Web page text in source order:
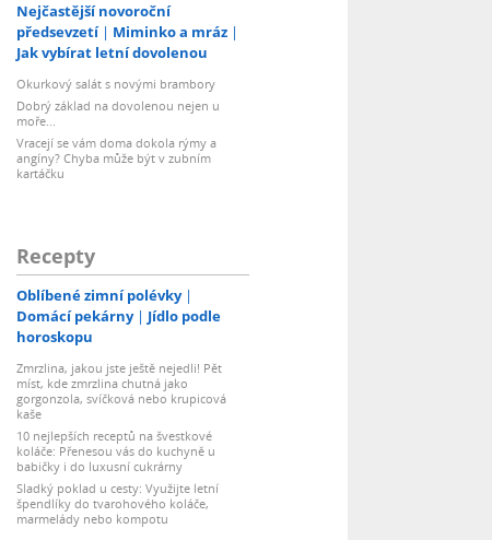
Nejčastější novoroční
předsevzetí
Miminko a mráz
Jak vybírat letní dovolenou
Okurkový salát s novými brambory
Dobrý základ na dovolenou nejen u
moře...
Vracejí se vám doma dokola rýmy a
angíny? Chyba může být v zubním
kartáčku
Recepty
Oblíbené zimní polévky
Domácí pekárny
Jídlo podle
horoskopu
Zmrzlina, jakou jste ještě nejedli! Pět
míst, kde zmrzlina chutná jako
gorgonzola, svíčková nebo krupicová
kaše
10 nejlepších receptů na švestkové
koláče: Přenesou vás do kuchyně u
babičky i do luxusní cukrárny
Sladký poklad u cesty: Využijte letní
špendlíky do tvarohového koláče,
marmelády nebo kompotu